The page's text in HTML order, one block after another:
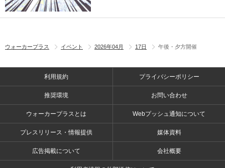
ウォーカープラス イベント 2026年04月 17日 午後・夕方開催
利用規約 プライバシーポリシー
推奨環境 お問い合わせ
ウォーカープラスとは Webプッシュ通知について
プレスリリース・情報提供 媒体資料
広告掲載について 会社概要